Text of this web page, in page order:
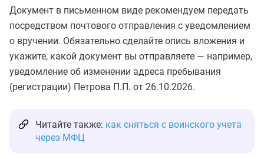
Документ в письменном виде рекомендуем передать
посредством почтового отправления с уведомлением
о вручении. Обязательно сделайте опись вложения и
укажите, какой документ вы отправляете — например,
уведомление об изменении адреса пребывания
(регистрации) Петрова П.П. от 26.10.2026.
Читайте также: как сняться с воинского учета
через МФЦ